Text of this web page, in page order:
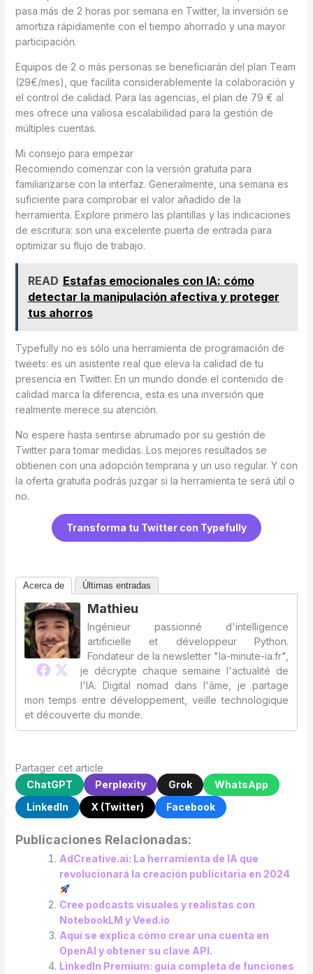
pasa más de 2 horas por semana en Twitter, la inversión se
amortiza rápidamente con el tiempo ahorrado y una mayor
participación.
Equipos de 2 o más personas se beneficiarán del plan Team
(29€/mes), que facilita considerablemente la colaboración y
el control de calidad. Para las agencias, el plan de 79 € al
mes ofrece una valiosa escalabilidad para la gestión de
múltiples cuentas.
Mi consejo para empezar
Recomiendo comenzar con la versión gratuita para
familiarizarse con la interfaz. Generalmente, una semana es
suficiente para comprobar el valor añadido de la
herramienta. Explore primero las plantillas y las indicaciones
de escritura: son una excelente puerta de entrada para
optimizar su flujo de trabajo.
READ Estafas emocionales con IA: cómo
detectar la manipulación afectiva y proteger
tus ahorros
Typefully no es sólo una herramienta de programación de
tweets: es un asistente real que eleva la calidad de tu
presencia en Twitter. En un mundo donde el contenido de
calidad marca la diferencia, esta es una inversión que
realmente merece su atención.
No espere hasta sentirse abrumado por su gestión de
Twitter para tomar medidas. Los mejores resultados se
obtienen con una adopción temprana y un uso regular. Y con
la oferta gratuita podrás juzgar si la herramienta te será útil o
no.
Transforma tu Twitter con Typefully
Acerca de Últimas entradas
Mathieu
Ingénieur passionné d'intelligence
artificielle et développeur Python.
Fondateur de la newsletter "la-minute-ia.fr",
je décrypte chaque semaine l'actualité de
l'IA. Digital nomad dans l'âme, je partage
mon temps entre développement, veille technologique
et découverte du monde.
Partager cet article
ChatGPT
Perplexity Grok
WhatsApp
LinkedIn
X (Twitter) Facebook
Publicaciones Relacionadas:
AdCreative.ai: La herramienta de IA que
revolucionará la creación publicitaria en 2024
Cree podcasts visuales y realistas con
NotebookLM y Veed.io
Aquí se explica cómo crear una cuenta en
OpenAI y obtener su clave API.
LinkedIn Premium: guía completa de funciones